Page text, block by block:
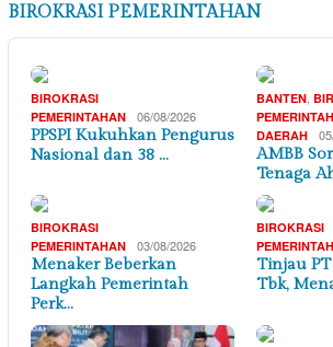
BIROKRASI PEMERINTAHAN
BIROKRASI
PEMERINTAHAN
06/08/2026
PPSPI Kukuhkan Pengurus
Nasional dan 38 …
BANTEN
DAERAH
AMBB
Tenaga
BIROKRASI
PEMERINTAHAN
03/08/2026
Menaker Beberkan
Langkah Pemerintah
Perk…
BIROKRASI
Tinjau
Tbk,